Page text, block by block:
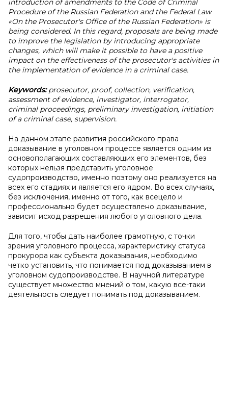
introduction of amendments to the Code of Criminal
Procedure of the Russian Federation and the Federal Law
«On the Prosecutor's Office of the Russian Federation» is
being considered. In this regard, proposals are being made
to improve the legislation by introducing appropriate
changes, which will make it possible to have a positive
impact on the effectiveness of the prosecutor's activities in
the implementation of evidence in a criminal case.
Keywords:prosecutor, proof, collection, verification,
assessment of evidence, investigator, interrogator,
criminal proceedings, preliminary investigation, initiation
of a criminal case, supervision.
На данном этапе развития российского права
доказывание в уголовном процессе является одним из
основополагающих составляющих его элементов, без
которых нельзя представить уголовное
судопроизводство, именно поэтому оно реализуется на
всех его стадиях и является его ядром. Во всех случаях,
без исключения, именно от того, как всецело и
профессионально будет осуществлено доказывание,
зависит исход разрешения любого уголовного дела.
Для того, чтобы дать наиболее грамотную, с точки
зрения уголовного процесса, характеристику статуса
прокурора как субъекта доказывания, необходимо
четко установить, что понимается под доказыванием в
уголовном судопроизводстве. В научной литературе
существует множество мнений о том, какую все-таки
деятельность следует понимать под доказыванием.